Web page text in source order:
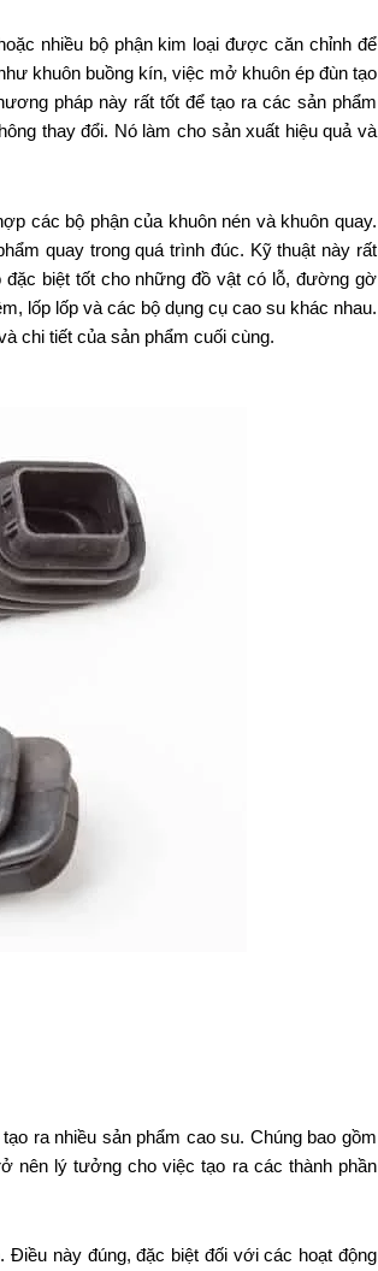
nhiều bộ phận kim loại được căn chỉnh để
khuôn buồng kín, việc mở khuôn ép đùn tạo
pháp này rất tốt để tạo ra các sản phẩm
thay đổi. Nó làm cho sản xuất hiệu quả và
các bộ phận của khuôn nén và khuôn quay.
quay trong quá trình đúc. Kỹ thuật này rất
biệt tốt cho những đồ vật có lỗ, đường gờ
lốp lốp và các bộ dụng cụ cao su khác nhau.
chi tiết của sản phẩm cuối cùng.
ra nhiều sản phẩm cao su. Chúng bao gồm
nên lý tưởng cho việc tạo ra các thành phần
này đúng, đặc biệt đối với các hoạt động